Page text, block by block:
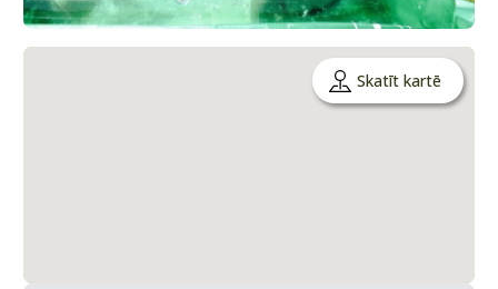
Skatīt kartē